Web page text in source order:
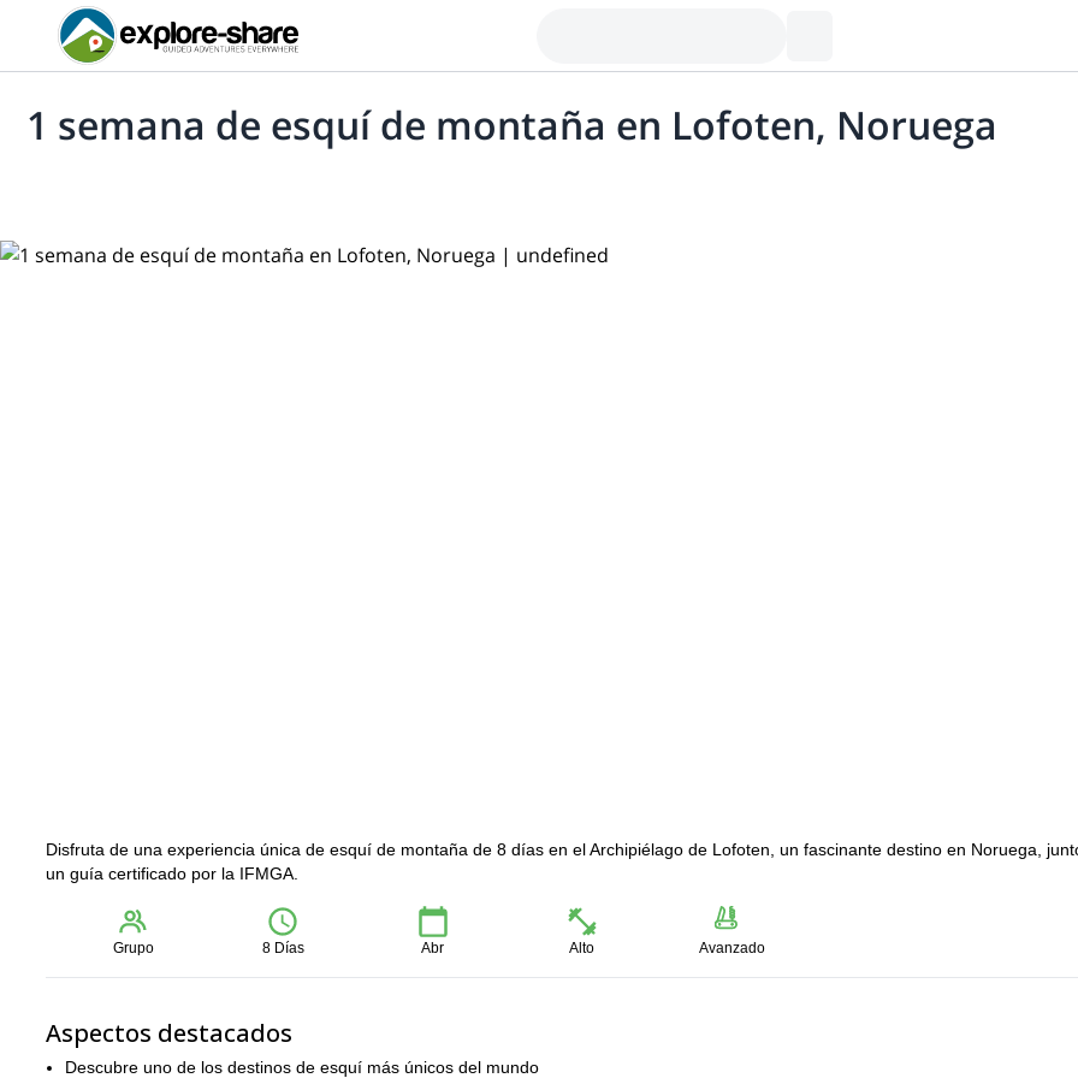
1 semana de esquí de montaña en Lofoten, Noruega
Disfruta de una experiencia única de esquí de montaña de 8 días en el Archipiélago de Lofoten, un fascinante destino en Noruega,
un guía certificado por la IFMGA.
Grupo 8 Días Abr Alto Avanzado
Aspectos destacados
Descubre uno de los destinos de esquí más únicos del mundo